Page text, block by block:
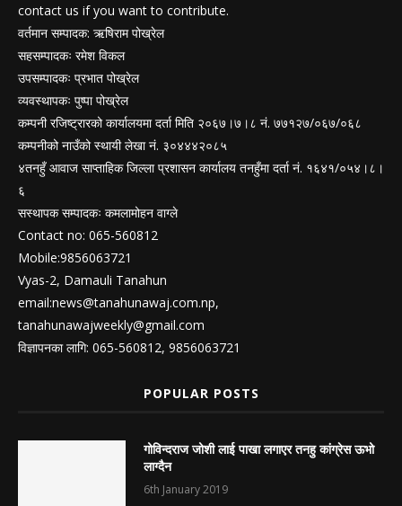
contact us if you want to contribute.
वर्तमान सम्पादक: ऋषिराम पोख्रेल
सहसम्पादकः रमेश विकल
उपसम्पादकः प्रभात पोख्रेल
व्यवस्थापकः पुष्पा पोख्रेल
कम्पनी रजिष्ट्रारको कार्यालयमा दर्ता मिति २०६७।७।८ नं. ७७१२७/०६७/०६८
कम्पनीको नाउँको स्थायी लेखा नं. ३०४४४२०८५
४तनहुँ आवाज साप्ताहिक जिल्ला प्रशासन कार्यालय तनहुँमा दर्ता नं. १६४१/०५४।८।
६
सस्थापक सम्पादकः कमलामोहन वाग्ले
Contact no: 065-560812
Mobile:9856063721
Vyas-2, Damauli Tanahun
email:news@tanahunawaj.com.np,
tanahunawajweekly@gmail.com
विज्ञापनका लागि: 065-560812, 9856063721
POPULAR POSTS
गोविन्दराज जोशी लाई पाखा लगाएर तनहु कांग्रेस ऊभो
लाग्दैन
6th January 2019